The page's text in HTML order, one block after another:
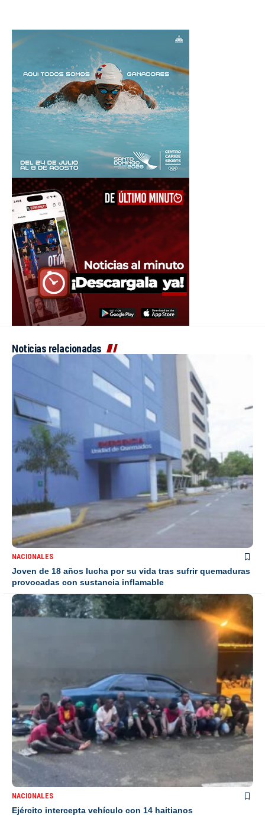
Noticias relacionadas
NACIONALES
Joven de 18 años lucha por su vida tras sufrir quemaduras
provocadas con sustancia inflamable
NACIONALES
Ejército intercepta vehículo con 14 haitianos